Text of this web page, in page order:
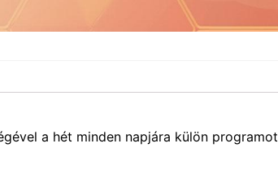
a hét minden napjára külön programot